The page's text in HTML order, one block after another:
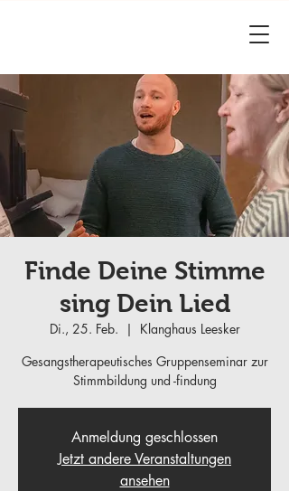
Finde Deine Stimme
sing Dein Lied
Di., 25. Feb.
  |
Klanghaus Leesker
Gesangstherapeutisches Gruppenseminar zur
Anmeldung geschlossen
Jetzt andere Veranstaltungen
ansehen